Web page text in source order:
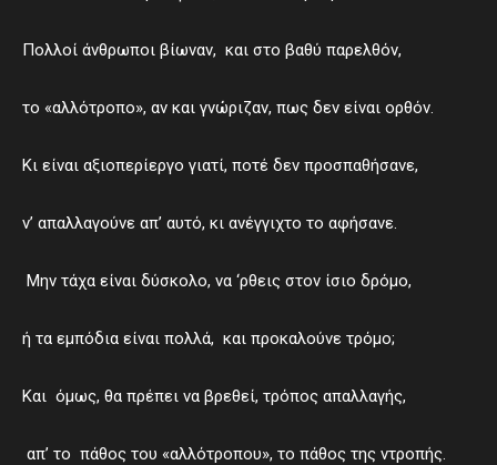
Πολλοί άνθρωποι βίωναν, και στο βαθύ παρελθόν,
το «αλλότροπο», αν και γνώριζαν, πως δεν είναι ορθόν.
Κι είναι αξιοπερίεργο γιατί, ποτέ δεν προσπαθήσανε,
ν’ απαλλαγούνε απ’ αυτό, κι ανέγγιχτο το αφήσανε.
Μην τάχα είναι δύσκολο, να ‘ρθεις στον ίσιο δρόμο,
ή τα εμπόδια είναι πολλά, και προκαλούνε τρόμο;
Και όμως, θα πρέπει να βρεθεί, τρόπος απαλλαγής,
απ’ το πάθος του «αλλότροπου», το πάθος της ντροπής.